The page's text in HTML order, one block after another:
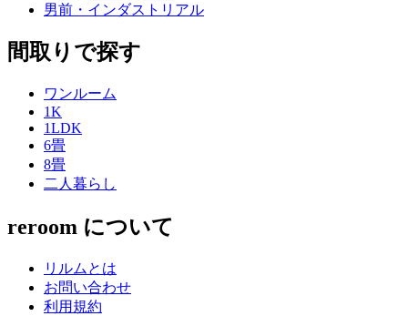
男前・インダストリアル
間取りで探す
ワンルーム
1K
1LDK
6畳
8畳
二人暮らし
reroom について
リルムとは
お問い合わせ
利用規約